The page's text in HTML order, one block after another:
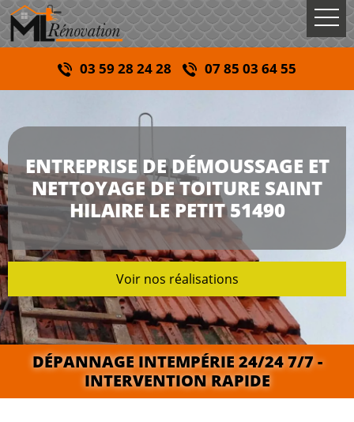
03 59 28 24 28 07 85 03 64 55
ENTREPRISE DE DÉMOUSSAGE ET
NETTOYAGE DE TOITURE SAINT
HILAIRE LE PETIT 51490
Voir nos réalisations
DÉPANNAGE INTEMPÉRIE 24/24 7/7 -
INTERVENTION RAPIDE